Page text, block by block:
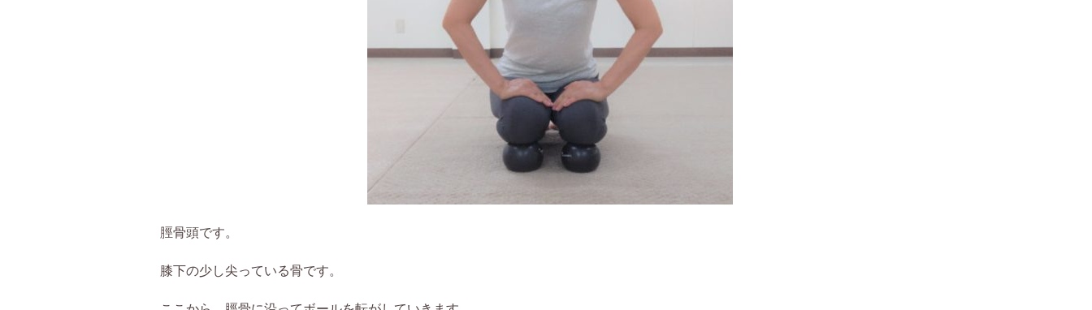
脛骨頭です。
膝下の少し尖っている骨です。